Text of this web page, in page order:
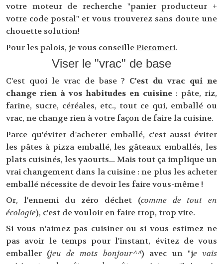
votre moteur de recherche "panier producteur +
votre code postal" et vous trouverez sans doute une
chouette solution!
Pour les palois, je vous conseillePietometi.
Viser le "vrac" de base
C'est quoi le vrac de base ? C'est du vrac qui ne
change rien à vos habitudes en cuisine : pâte, riz,
farine, sucre, céréales, etc., tout ce qui, emballé ou
vrac, ne change rien à votre façon de faire la cuisine.
Parce qu'éviter d'acheter emballé, c'est aussi éviter
les pâtes à pizza emballé, les gâteaux emballés, les
plats cuisinés, les yaourts... Mais tout ça implique un
vrai changement dans la cuisine : ne plus les acheter
emballé nécessite de devoir les faire vous-même !
Or, l'ennemi du zéro déchet (comme de tout en
écologie), c'est de vouloir en faire trop, trop vite.
Si vous n'aimez pas cuisiner ou si vous estimez ne
pas avoir le temps pour l'instant, évitez de vous
emballer (jeu de mots bonjour^^) avec un "je vais